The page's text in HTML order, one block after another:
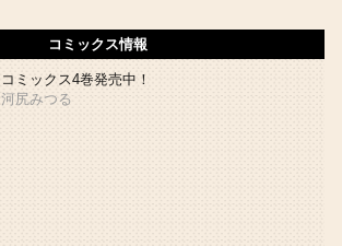
コミックス情報
コミックス4巻発売中！
河尻みつる